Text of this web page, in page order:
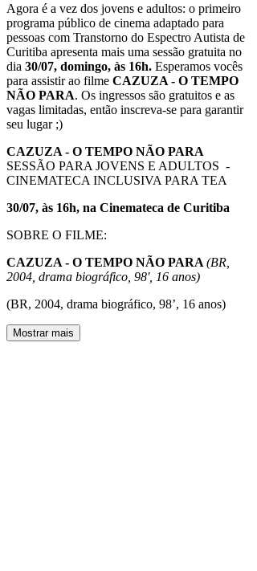
Agora é a vez dos jovens e adultos: o primeiro
programa público de cinema adaptado para
pessoas com Transtorno do Espectro Autista de
Curitiba apresenta mais uma sessão gratuita no
dia 30/07, domingo, às 16h. Esperamos vocês
para assistir ao filme CAZUZA - O TEMPO
NÃO PARA. Os ingressos são gratuitos e as
vagas limitadas, então inscreva-se para garantir
seu lugar ;)
CAZUZA - O TEMPO NÃO PARA
SESSÃO PARA JOVENS E ADULTOS -
CINEMATECA INCLUSIVA PARA TEA
30/07, às 16h, na Cinemateca de Curitiba
SOBRE O FILME:
CAZUZA - O TEMPO NÃO PARA (BR,
2004, drama biográfico, 98', 16 anos)
(BR, 2004, drama biográfico, 98’, 16 anos)
Mostrar mais